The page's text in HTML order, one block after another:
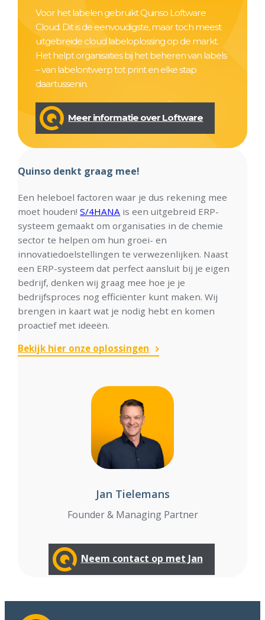
Voor het labelen gebruikt Quinso Loftware
Cloud. Dit is de eenvoudigste, maar toch meest
uitgebreide cloud labeloplossing op de markt.
Het helpt organisaties bij het beheren van labels
– van labelontwerp tot print en elke stap
daartussenin.
Meer informatie over Loftware
Quinso denkt graag mee!
Een heleboel factoren waar je dus rekening mee
moet houden!S/4HANA is een uitgebreid ERP-
systeem gemaakt om organisaties in de chemie
sector te helpen om hun groei- en
innovatiedoelstellingen te verwezenlijken. Naast
een ERP-systeem dat perfect aansluit bij je eigen
bedrijf, denken wij graag mee hoe je je
bedrijfsproces nog efficiënter kunt maken. Wij
brengen in kaart wat je nodig hebt en komen
proactief met ideeën.
Bekijk hier onze oplossingen
Jan Tielemans
Founder & Managing Partner
Neem contact op met Jan